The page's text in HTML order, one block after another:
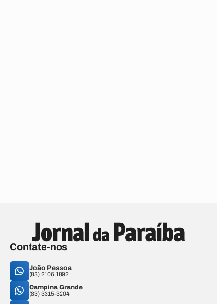
Contate-nos
João Pessoa
(83) 2106.1892
Campina Grande
(83) 3315-3204